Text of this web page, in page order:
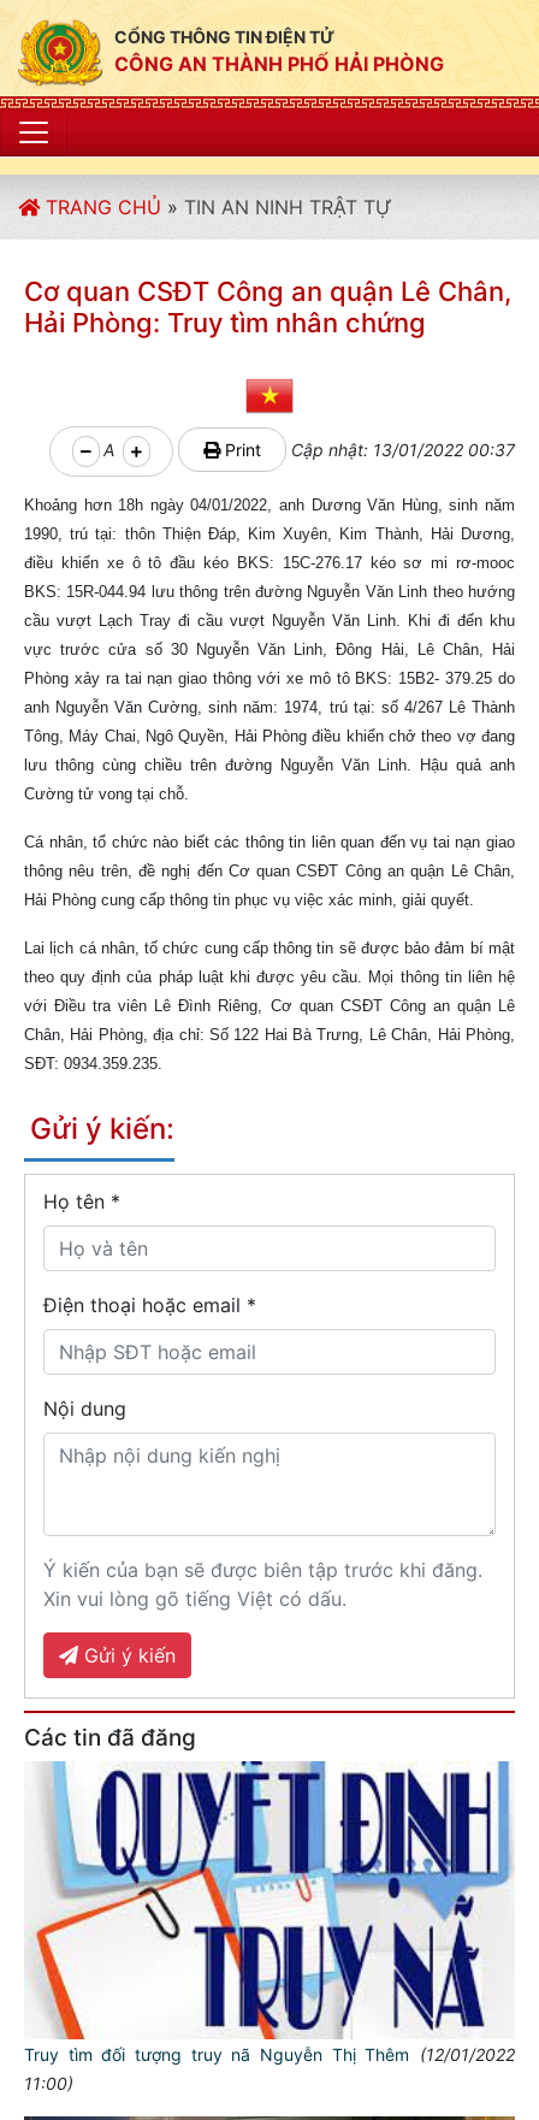
CỔNG THÔNG TIN ĐIỆN TỬ
CÔNG AN THÀNH PHỐ HẢI PHÒNG
TRANG CHỦ » TIN AN NINH TRẬT TỰ
Cơ quan CSĐT Công an quận Lê Chân,
Hải Phòng: Truy tìm nhân chứng
A Print Cập nhật: 13/01/2022 00:37
Khoảng hơn 18h ngày 04/01/2022, anh Dương Văn Hùng, sinh năm
1990, trú tại: thôn Thiện Đáp, Kim Xuyên, Kim Thành, Hải Dương,
điều khiển xe ô tô đầu kéo BKS: 15C-276.17 kéo sơ mi rơ-mooc
BKS: 15R-044.94 lưu thông trên đường Nguyễn Văn Linh theo hướng
cầu vượt Lạch Tray đi cầu vượt Nguyễn Văn Linh. Khi đi đến khu
vực trước cửa số 30 Nguyễn Văn Linh, Đông Hải, Lê Chân, Hải
Phòng xảy ra tai nạn giao thông với xe mô tô BKS: 15B2- 379.25 do
anh Nguyễn Văn Cường, sinh năm: 1974, trú tại: số 4/267 Lê Thành
Tông, Máy Chai, Ngô Quyền, Hải Phòng điều khiển chở theo vợ đang
lưu thông cùng chiều trên đường Nguyễn Văn Linh. Hậu quả anh
Cường tử vong tại chỗ.
Cá nhân, tổ chức nào biết các thông tin liên quan đến vụ tai nạn giao
thông nêu trên, đề nghị đến Cơ quan CSĐT Công an quận Lê Chân,
Hải Phòng cung cấp thông tin phục vụ việc xác minh, giải quyết.
Lai lịch cá nhân, tố chức cung cấp thông tin sẽ được bảo đảm bí mật
theo quy định của pháp luật khi được yêu cầu. Mọi thông tin liên hệ
với Điều tra viên Lê Đình Riêng, Cơ quan CSĐT Công an quận Lê
Chân, Hải Phòng, địa chỉ: Số 122 Hai Bà Trưng, Lê Chân, Hải Phòng,
SĐT: 0934.359.235.
Gửi ý kiến:
Họ tên *
Điện thoại hoặc email *
Nội dung
Ý kiến của bạn sẽ được biên tập trước khi đăng.
Xin vui lòng gõ tiếng Việt có dấu.
Gửi ý kiến
Các tin đã đăng
Truy tìm đối tượng truy nã Nguyễn Thị Thêm
(12/01/2022
11:00)